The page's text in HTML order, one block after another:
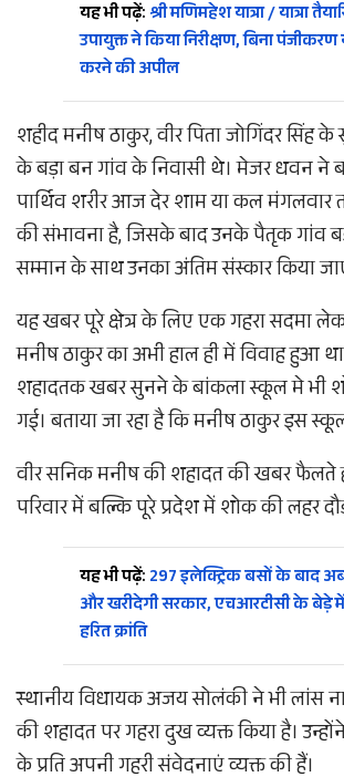
यह भी पढ़ें: श्री मणिमहेश यात्रा / यात्रा
उपायुक्त ने किया निरीक्षण, बिना पंजीकरण
करने की अपील
शहीद मनीष ठाकुर, वीर पिता जोगिंदर सिंह
के बड़ा बन गांव के निवासी थे। मेजर धवन ने
पार्थिव शरीर आज देर शाम या कल
की संभावना है, जिसके बाद उनके पैतृक गांव
सम्मान के साथ उनका अंतिम संस्कार किया
यह खबर पूरे क्षेत्र के लिए एक गहरा सदमा
मनीष ठाकुर का अभी हाल ही में विवाह हुआ
शहादतक खबर सुनने के बांकला स्कूल मे भी
गई। बताया जा रहा है कि मनीष ठाकुर इस
वीर सनिक मनीष की शहादत की खबर
परिवार में बल्कि पूरे प्रदेश में शोक की लहर
यह भी पढ़ें: 297 इलेक्ट्रिक बसों के बाद
और खरीदेगी सरकार, एचआरटीसी के बेड़े
हरित क्रांति
स्थानीय विधायक अजय सोलंकी ने भी लांस
की शहादत पर गहरा दुख व्यक्त किया है।
के प्रति अपनी गहरी संवेदनाएं व्यक्त की हैं।